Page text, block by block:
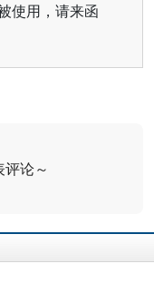
使用，请来函
评论～